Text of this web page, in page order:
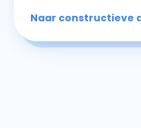
Naar constructieve